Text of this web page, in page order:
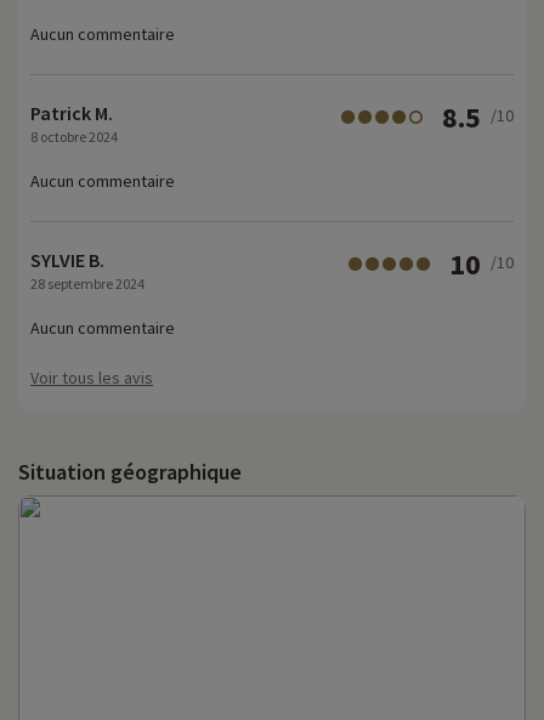
Aucun commentaire
Patrick M.
8 octobre 2024
8.5 /10
Aucun commentaire
SYLVIE B.
28 septembre 2024
10 /10
Aucun commentaire
Voir tous les avis
Situation géographique